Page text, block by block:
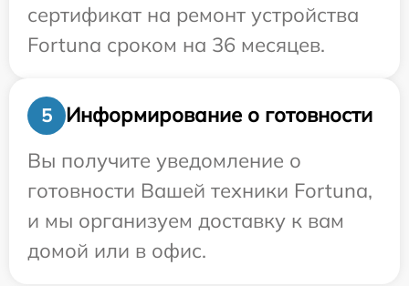
сертификат на ремонт устройства
Fortuna сроком на 36 месяцев.
5
Информирование о готовности
Вы получите уведомление о
готовности Вашей техники Fortuna,
и мы организуем доставку к вам
домой или в офис.